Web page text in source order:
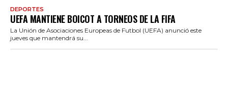
DEPORTES
UEFA MANTIENE BOICOT A TORNEOS DE LA FIFA
La Unión de Asociaciones Europeas de Futbol (UEFA) anunció este
jueves que mantendrá su...